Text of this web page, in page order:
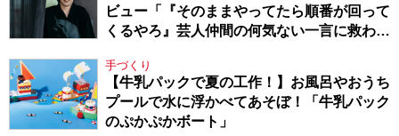
ビュー「『そのままやってたら順番が回って
くるやろ』芸人仲間の何気ない一言に救われ
手づくり
【牛乳パックで夏の工作！】お風呂やおうち
プールで水に浮かべてあそぼ！「牛乳パック
のぷかぷかボート」